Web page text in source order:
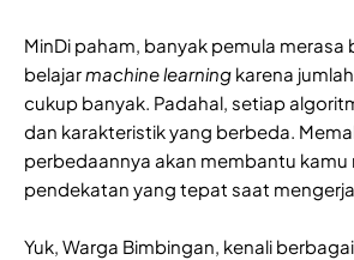
MinDi paham, banyak pemula merasa
belajar machine learning karena
cukup banyak. Padahal, setiap
dan karakteristik yang berbeda.
perbedaannya akan membantu kamu
pendekatan yang tepat saat
Yuk, Warga Bimbingan, kenali